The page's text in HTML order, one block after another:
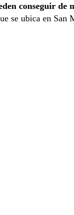
conseguir de
se ubica en San